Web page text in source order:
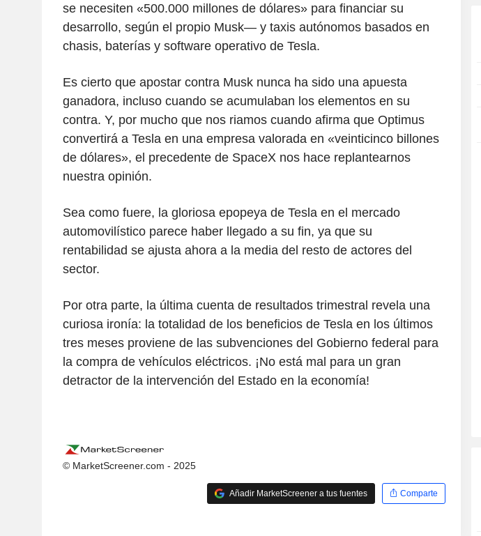
se necesiten «500.000 millones de dólares» para financiar su
desarrollo, según el propio Musk— y taxis autónomos basados en
chasis, baterías y software operativo de Tesla.
Es cierto que apostar contra Musk nunca ha sido una apuesta
ganadora, incluso cuando se acumulaban los elementos en su
contra. Y, por mucho que nos riamos cuando afirma que Optimus
convertirá a Tesla en una empresa valorada en «veinticinco billones
de dólares», el precedente de SpaceX nos hace replantearnos
nuestra opinión.
Sea como fuere, la gloriosa epopeya de Tesla en el mercado
automovilístico parece haber llegado a su fin, ya que su
rentabilidad se ajusta ahora a la media del resto de actores del
sector.
Por otra parte, la última cuenta de resultados trimestral revela una
curiosa ironía: la totalidad de los beneficios de Tesla en los últimos
tres meses proviene de las subvenciones del Gobierno federal para
la compra de vehículos eléctricos. ¡No está mal para un gran
detractor de la intervención del Estado en la economía!
© MarketScreener.com - 2025
Añadir MarketScreener a tus fuentes Comparte